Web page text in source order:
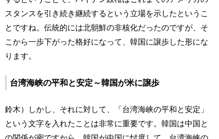
スタンスを引き続き継続するという立場を示したというこ
とですね。伝統的には北朝鮮の非核化だったのですが、そ
こから一歩下がった格好になって、韓国に譲歩した形にな
ります。
台湾海峡の平和と安定～韓国が米に譲歩
鈴木）しかし、それに対して、「台湾海峡の平和と安定」
という文字を入れたことは非常に重要です。韓国は中国と